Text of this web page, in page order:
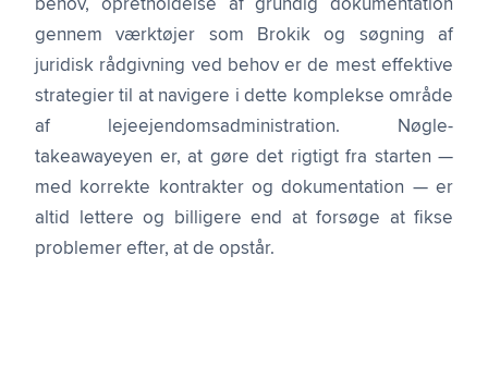
behov, opretholdelse af grundig dokumentation
gennem værktøjer som Brokik og søgning af
juridisk rådgivning ved behov er de mest effektive
strategier til at navigere i dette komplekse område
af lejeejendoms­administration. Nøgle-
takeawayeyen er, at gøre det rigtigt fra starten —
med korrekte kontrakter og dokumentation — er
altid lettere og billigere end at forsøge at fikse
problemer efter, at de opstår.